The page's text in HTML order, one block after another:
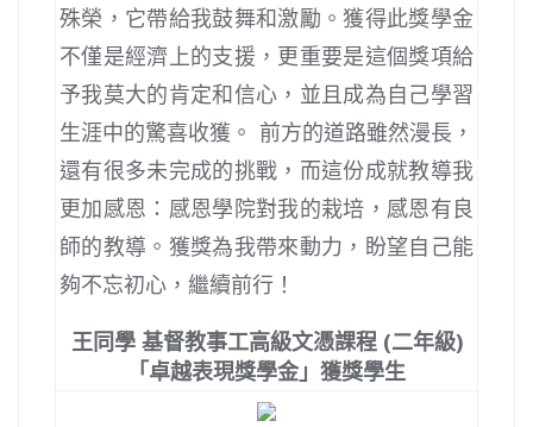
殊榮，它帶給我鼓舞和激勵。獲得此獎學金
不僅是經濟上的支援，更重要是這個獎項給
予我莫大的肯定和信心，並且成為自己學習
生涯中的驚喜收獲。 前方的道路雖然漫長，
還有很多未完成的挑戰，而這份成就教導我
更加感恩：感恩學院對我的栽培，感恩有良
師的教導。獲獎為我帶來動力，盼望自己能
夠不忘初心，繼續前行！
王同學 基督教事工高級文憑課程 (二年級)
「卓越表現獎學金」獲獎學生